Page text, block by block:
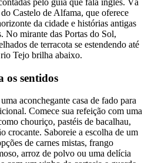
Castelo de Alfama, que oferece
da cidade e histórias antigas
No mirante das Portas do Sol,
de terracota se estendendo até
Tejo brilha abaixo.
os sentidos
aconchegante casa de fado para
Comece sua refeição com uma
chouriço, pastéis de bacalhau,
crocante. Saboreie a escolha de um
de carnes mistas, frango
arroz de polvo ou uma delícia